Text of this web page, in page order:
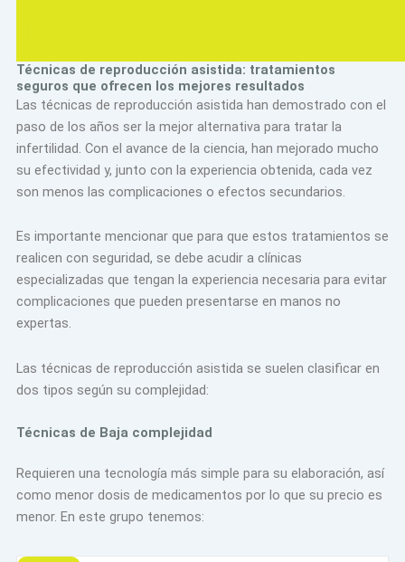
Técnicas de reproducción asistida: tratamientos
seguros que ofrecen los mejores resultados
Las técnicas de reproducción asistida han demostrado con el
paso de los años ser la mejor alternativa para tratar la
infertilidad. Con el avance de la ciencia, han mejorado mucho
su efectividad y, junto con la experiencia obtenida, cada vez
son menos las complicaciones o efectos secundarios.
Es importante mencionar que para que estos tratamientos se
realicen con seguridad, se debe acudir a clínicas
especializadas que tengan la experiencia necesaria para evitar
complicaciones que pueden presentarse en manos no
expertas.
Las técnicas de reproducción asistida se suelen clasificar en
dos tipos según su complejidad:
Técnicas de Baja complejidad
Requieren una tecnología más simple para su elaboración, así
como menor dosis de medicamentos por lo que su precio es
menor. En este grupo tenemos: